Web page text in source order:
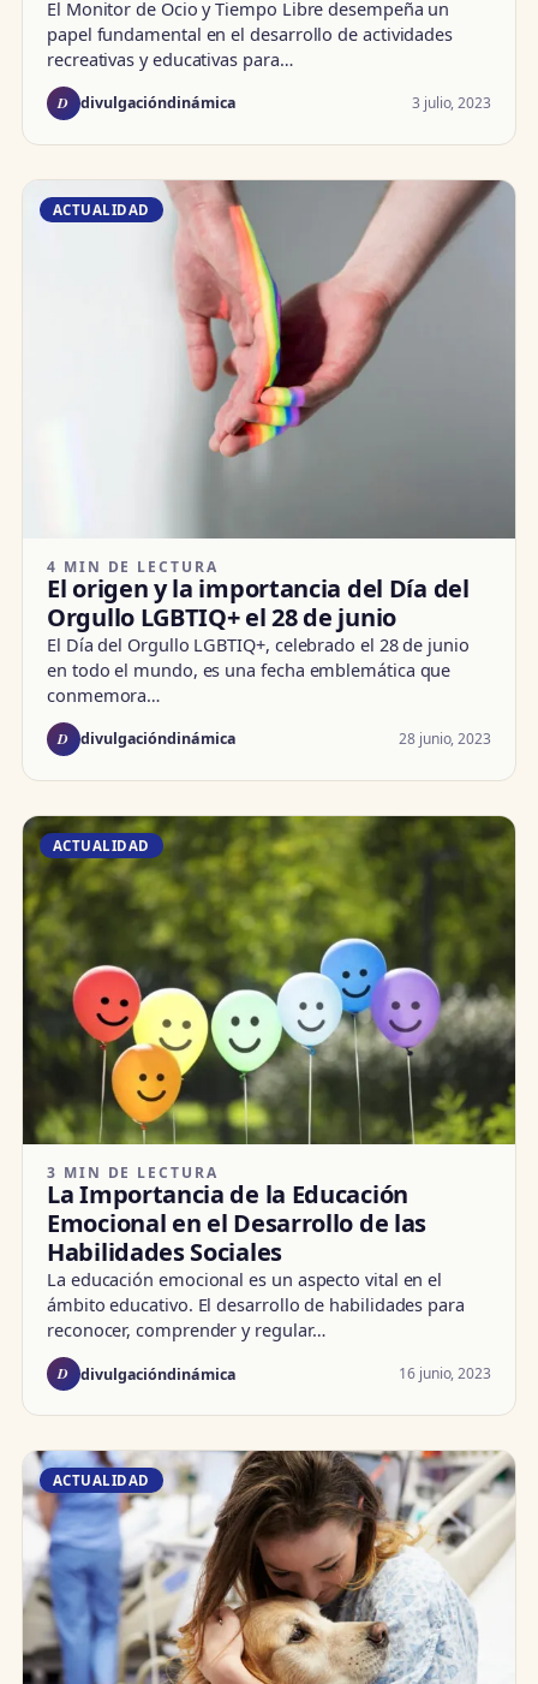
El Monitor de Ocio y Tiempo Libre desempeña un
papel fundamental en el desarrollo de actividades
recreativas y educativas para…
D divulgacióndinámica 3 julio, 2023
ACTUALIDAD
4 MIN DE LECTURA
El origen y la importancia del Día del
Orgullo LGBTIQ+ el 28 de junio
El Día del Orgullo LGBTIQ+, celebrado el 28 de junio
en todo el mundo, es una fecha emblemática que
conmemora…
D divulgacióndinámica 28 junio, 2023
ACTUALIDAD
3 MIN DE LECTURA
La Importancia de la Educación
Emocional en el Desarrollo de las
Habilidades Sociales
La educación emocional es un aspecto vital en el
ámbito educativo. El desarrollo de habilidades para
reconocer, comprender y regular…
D divulgacióndinámica 16 junio, 2023
ACTUALIDAD